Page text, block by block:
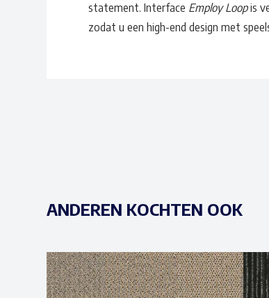
statement. Interface Employ Loopis
zodat u een high-end design met
ANDEREN KOCHTEN OOK